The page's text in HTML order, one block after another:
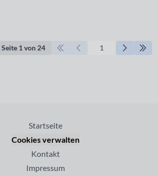
Seite 1 von 24
Startseite
Cookies verwalten
Kontakt
Impressum